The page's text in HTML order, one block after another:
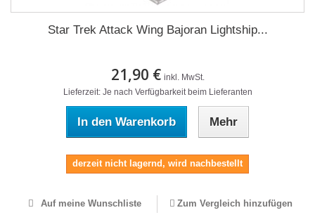
Star Trek Attack Wing Bajoran Lightship...
21,90 € inkl. MwSt.
Lieferzeit: Je nach Verfügbarkeit beim Lieferanten
In den Warenkorb Mehr
derzeit nicht lagernd, wird nachbestellt
Auf meine Wunschliste Zum Vergleich hinzufügen